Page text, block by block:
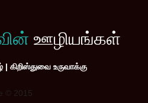
ஊழியங்கள்
| கிறிஸ்துவை உருவாக்கு
© 2015